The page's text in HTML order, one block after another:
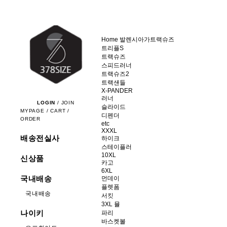
LOGIN / JOIN
MYPAGE /CART /
ORDER
배송전실사
신상품
국내배송
국내배송
나이키
Home 발렌시아가트랙슈즈
트리플S
트랙슈즈
스피드러너
트랙슈즈2
트랙샌들
X-PANDER
러너
슬라이드
디펜더
etc
XXXL
하이크
스테이플러
10XL
카고
6XL
먼데이
플렛폼
서킷
3XL 뮬
파리
바스켓볼